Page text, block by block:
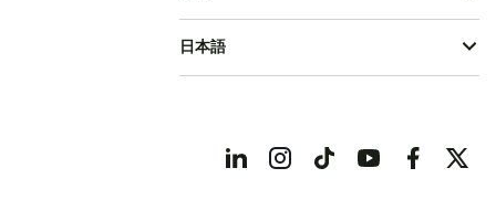
日本語